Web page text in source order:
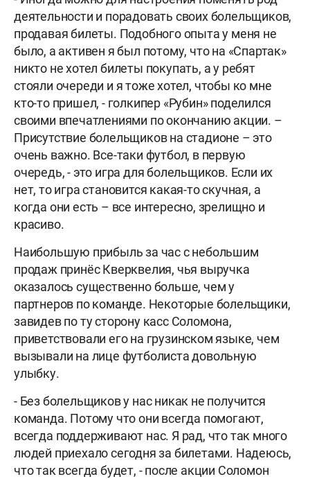
деятельности и порадовать своих болельщиков,
продавая билеты. Подобного опыта у меня не
было, а активен я был потому, что на «Спартак»
никто не хотел билеты покупать, а у ребят
стояли очереди и я тоже хотел, чтобы ко мне
кто-то пришел, - голкипер «Рубин» поделился
своими впечатлениями по окончанию акции. –
Присутствие болельщиков на стадионе – это
очень важно. Все-таки футбол, в первую
очередь, - это игра для болельщиков. Если их
нет, то игра становится какая-то скучная, а
когда они есть – все интересно, зрелищно и
красиво.
Наибольшую прибыль за час с небольшим
продаж принёс Кверквелия, чья выручка
оказалось существенно больше, чем у
партнеров по команде. Некоторые болельщики,
завидев по ту сторону касс Соломона,
приветствовали его на грузинском языке, чем
вызывали на лице футболиста довольную
улыбку.
- Без болельщиков у нас никак не получится
команда. Потому что они всегда помогают,
всегда поддерживают нас. Я рад, что так много
людей приехало сегодня за билетами. Надеюсь,
что так всегда будет, - после акции Соломон